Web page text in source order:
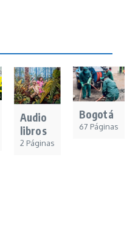
Audio
libros
2 Páginas
Bogotá
67 Páginas